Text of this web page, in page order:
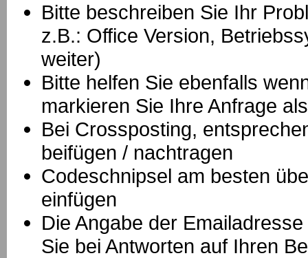
Bitte beschreiben Sie Ihr
z.B.: Office Version,
weiter)
Bitte helfen Sie ebenfalls
markieren Sie Ihre Anfrage
Bei Crossposting,
beifügen / nachtragen
Codeschnipsel am besten
einfügen
Die Angabe der
Sie bei Antworten auf Ihren